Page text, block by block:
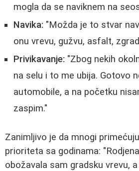
mogla da se naviknem na
Navika: "Možda je to stvar
onu vrevu, gužvu, asfalt,
Privikavanje: "Zbog nekih
na selu i to me ubija. Gotovo
automobile, a na početku
zaspim."
Zanimljivo je da mnogi
prioriteta sa godinama:
obožavala sam gradsku vrevu,